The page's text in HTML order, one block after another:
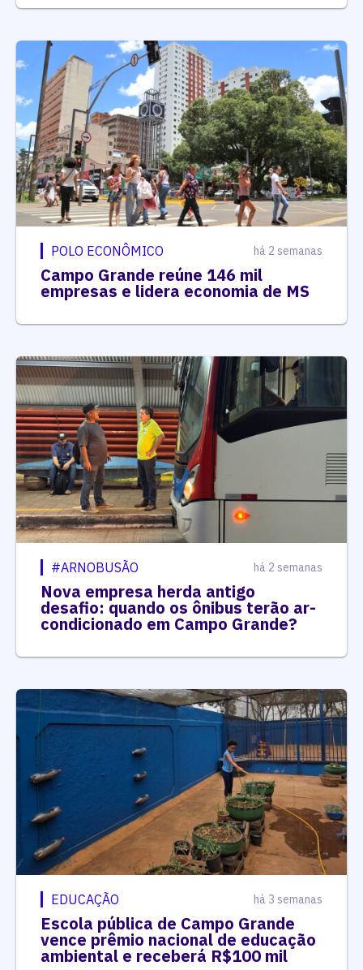
POLO ECONÔMICO há 2 semanas
Campo Grande reúne 146 mil
empresas e lidera economia de MS
#ARNOBUSÃO há 2 semanas
Nova empresa herda antigo
desafio: quando os ônibus terão ar-
condicionado em Campo Grande?
EDUCAÇÃO há 3 semanas
Escola pública de Campo Grande
vence prêmio nacional de educação
ambiental e receberá R$100 mil